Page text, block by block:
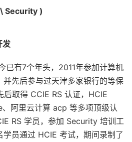
Security )
发
已有7个年头，2011年参加计算机
并先后参与过天津多家银行的等保
后取得 CCIE RS 认证，HCIE
阿里云计算 acp 等多项顶级认
RS 学员，参加 Security 培训工
员通过 HCIE 考试，期间录制了